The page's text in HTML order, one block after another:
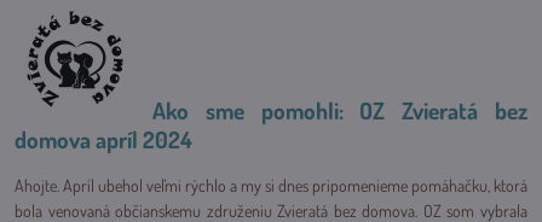
Ako sme pomohli: OZ Zvieratá bez
domova apríl 2024
Ahojte. Apríl ubehol veľmi rýchlo a my si dnes pripomenieme pomáhačku, ktorá
bola venovaná občianskemu združeniu Zvieratá bez domova. OZ som vybrala